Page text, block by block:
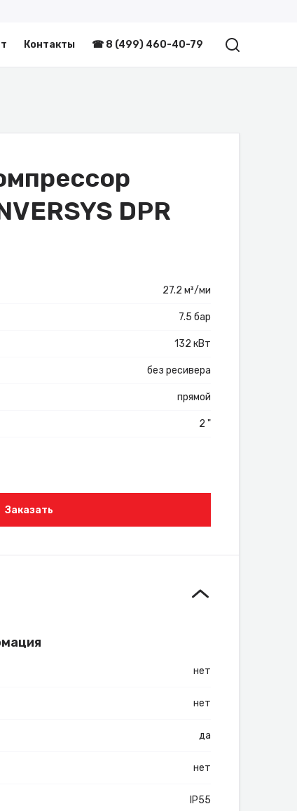
Контакты ☎ 8 (499) 460-40-79
DPR
27.2 м³/ми
7.5 бар
132 кВт
без ресивера
прямой
2 "
Заказать
нет
нет
да
нет
IP55